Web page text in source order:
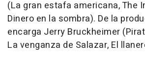
(La gran estafa americana, The
Dinero en la sombra). De la
encarga Jerry Bruckheimer (
La venganza de Salazar, El